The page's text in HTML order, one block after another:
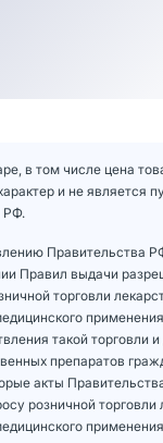
в том числе цена
и не является
РФ.
Правительства
Правил выдачи
торговли
такой торговли и
препаратов
акты
розничной торговли